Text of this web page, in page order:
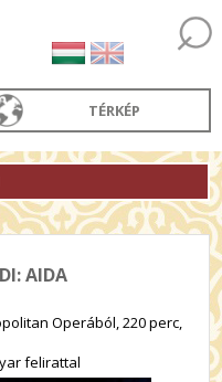
TÉRKÉP
AIDA
Operából, 220 perc,
felirattal